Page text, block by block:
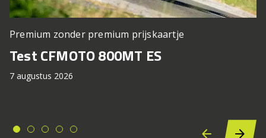
Premium zonder premium prijskaartje
Test CFMOTO 800MT ES
7 augustus 2026